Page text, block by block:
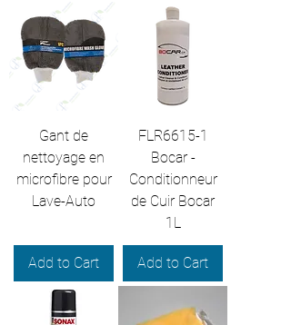
Gant de
nettoyage en
microfibre pour
Lave-Auto
Add to Cart
FLR6615-1
Bocar -
Conditionneur
de Cuir Bocar
1L
Add to Cart